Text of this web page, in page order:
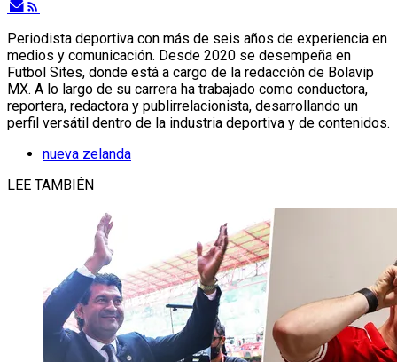
Periodista deportiva con más de seis años de experiencia en
medios y comunicación. Desde 2020 se desempeña en
Futbol Sites, donde está a cargo de la redacción de Bolavip
MX. A lo largo de su carrera ha trabajado como conductora,
reportera, redactora y publirrelacionista, desarrollando un
perfil versátil dentro de la industria deportiva y de contenidos.
nueva zelanda
LEE TAMBIÉN